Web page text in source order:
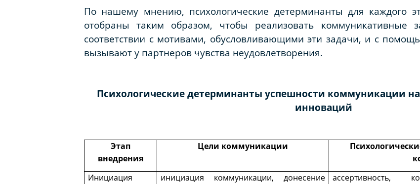
По нашему мнению, психологические детерминанты для каждого
отобраны таким образом, чтобы реализовать коммуникативные
соответствии с мотивами, обусловливающими эти задачи, и с
вызывают у партнеров чувства неудовлетворения.
Психологические детерминанты успешности коммуникации
инноваций
Этап
внедрения
Цели коммуникации
Инициация
инициация коммуникации, донесение
ассертивность,